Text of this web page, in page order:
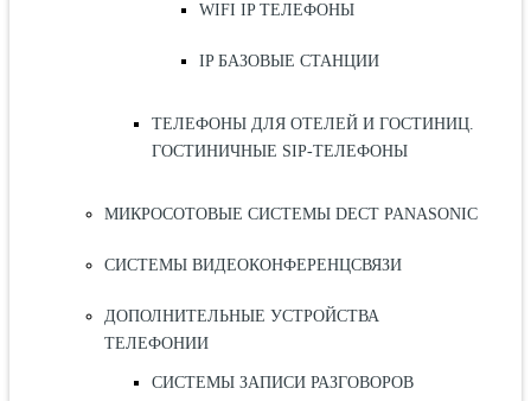
WIFI IP ТЕЛЕФОНЫ
IP БАЗОВЫЕ СТАНЦИИ
ТЕЛЕФОНЫ ДЛЯ ОТЕЛЕЙ И ГОСТИНИЦ.
ГОСТИНИЧНЫЕ SIP-ТЕЛЕФОНЫ
МИКРОСОТОВЫЕ СИСТЕМЫ DECT PANASONIC
СИСТЕМЫ ВИДЕОКОНФЕРЕНЦСВЯЗИ
ДОПОЛНИТЕЛЬНЫЕ УСТРОЙСТВА
ТЕЛЕФОНИИ
СИСТЕМЫ ЗАПИСИ РАЗГОВОРОВ